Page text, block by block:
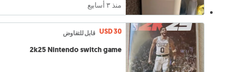
منذ ٣ أسابيع
USD 30 قابل للتفاوض
2k25 Nintendo switch game